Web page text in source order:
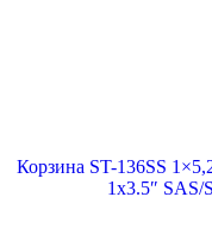
Корзина ST-136SS
1х3.5″ SAS/